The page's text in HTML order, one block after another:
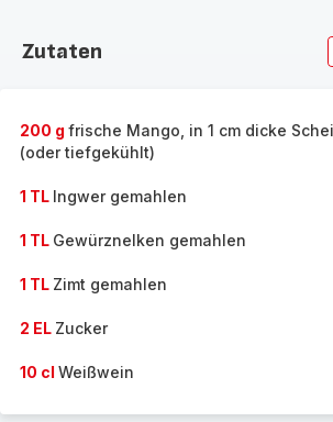
Zutaten
200 g frische Mango, in 1 cm dicke
(oder tiefgekühlt)
1 TL Ingwer gemahlen
1 TL Gewürznelken gemahlen
1 TL Zimt gemahlen
2 EL Zucker
10 cl Weißwein